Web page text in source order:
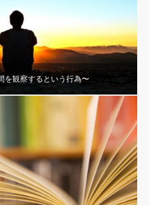
を観察するという行為〜